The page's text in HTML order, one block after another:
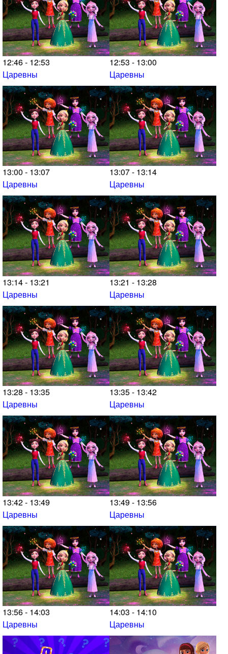
12:46 - 12:53
Царевны
12:53 - 13:00
Царевны
13:00 - 13:07
Царевны
13:07 - 13:14
Царевны
13:14 - 13:21
Царевны
13:21 - 13:28
Царевны
13:28 - 13:35
Царевны
13:35 - 13:42
Царевны
13:42 - 13:49
Царевны
13:49 - 13:56
Царевны
13:56 - 14:03
Царевны
14:03 - 14:10
Царевны